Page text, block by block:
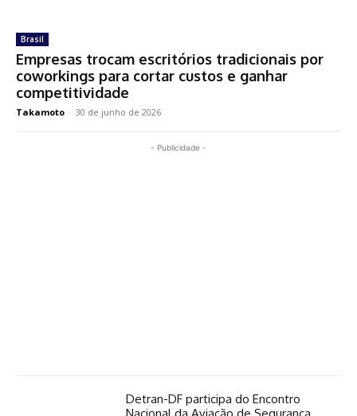
Brasil
Empresas trocam escritórios tradicionais por
coworkings para cortar custos e ganhar
competitividade
Takamoto - 30 de junho de 2026
- Publicidade -
Detran-DF participa do Encontro
Nacional da Aviação de Segurança